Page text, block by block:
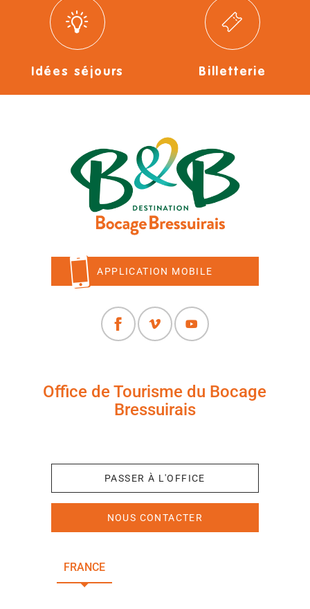
Idées séjours Billetterie
APPLICATION MOBILE
Office de Tourisme du Bocage
Bressuirais
PASSER À L'OFFICE
NOUS CONTACTER
FRANCE